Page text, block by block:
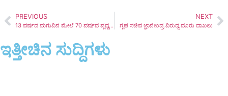
PREVIOUS
13 ವರ್ಷದ ಮಗುವಿನ ಮೇಲೆ 70 ವರ್ಷದ ವೃದ್ಧನಿಂದ ಅತ್ಯಾಚಾರ
NEXT
ಗೃಹ ಸಚಿವ ಜ್ಞಾನೇಂದ್ರ ವಿರುದ್ದ ದೂರು ದಾಖಲು
ಇತ್ತೀಚಿನ ಸುದ್ದಿಗಳು